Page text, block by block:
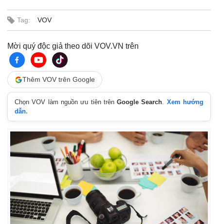
Cuộc sống đó đây
Hồ sơ
Multimedia
Video
Ảnh
E-Magazine
Infographic
Tag: VOV
Mời quý độc giả theo dõi VOV.VN trên
Thêm VOV trên Google
Chọn VOV làm nguồn ưu tiên trênGoogle Search. Xem hướng
dẫn.